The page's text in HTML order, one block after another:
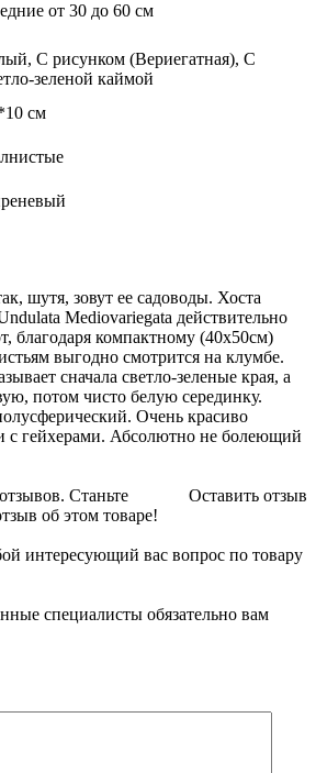
от 30 до 60 см
С рисунком (Вериегатная), С
зеленой каймой
см
шутя, зовут ее садоводы. Хоста
Mediovariegata действительно
благодаря компактному (40х50см)
выгодно смотрится на клумбе.
сначала светло-зеленые края, а
потом чисто белую серединку.
Очень красиво
с гейхерами. Абсолютно не болеющий
Оставить отзыв
Станьте
об этом товаре!
интересующий вас вопрос по товару
специалисты обязательно вам